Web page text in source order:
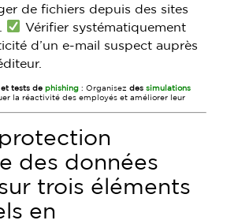
de fichiers depuis des sites
Vérifier systématiquement
d’un e-mail suspect auprès
et tests de phishing: Organisez des simulations
la réactivité des employés et améliorer leur
des données
trois éléments
en